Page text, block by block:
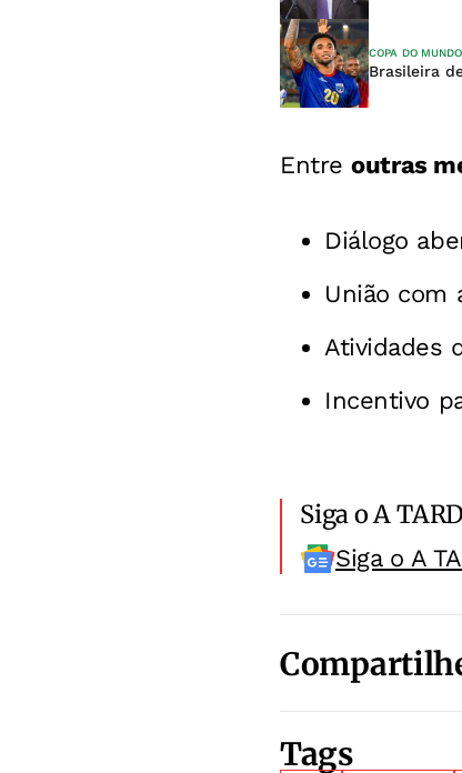
COPA DO MUNDO
Brasileira
Entreoutras
Diálogo
União com
Atividades
Incentivo
Siga o A
Siga o A
Tags